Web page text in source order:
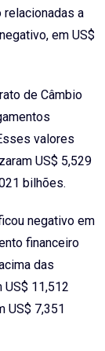
a
em US$
de Câmbio
valores
US$ 5,529
bilhões.
negativo em
financeiro
das
US$ 11,512
US$ 7,351